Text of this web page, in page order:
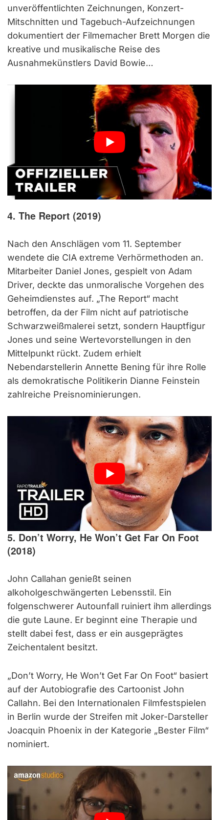
unveröffentlichten Zeichnungen, Konzert-
Mitschnitten und Tagebuch-Aufzeichnungen
dokumentiert der Filmemacher Brett Morgen die
kreative und musikalische Reise des
Ausnahmekünstlers David Bowie…
4. The Report (2019)
Nach den Anschlägen vom 11. September
wendete die CIA extreme Verhörmethoden an.
Mitarbeiter Daniel Jones, gespielt von Adam
Driver, deckte das unmoralische Vorgehen des
Geheimdienstes auf. „The Report“ macht
betroffen, da der Film nicht auf patriotische
Schwarzweißmalerei setzt, sondern Hauptfigur
Jones und seine Wertevorstellungen in den
Mittelpunkt rückt. Zudem erhielt
Nebendarstellerin Annette Bening für ihre Rolle
als demokratische Politikerin Dianne Feinstein
zahlreiche Preisnominierungen.
5. Don’t Worry, He Won’t Get Far On Foot
(2018)
John Callahan genießt seinen
alkoholgeschwängerten Lebensstil. Ein
folgenschwerer Autounfall ruiniert ihm allerdings
die gute Laune. Er beginnt eine Therapie und
stellt dabei fest, dass er ein ausgeprägtes
Zeichentalent besitzt.
„Don’t Worry, He Won’t Get Far On Foot“ basiert
auf der Autobiografie des Cartoonist John
Callahn. Bei den Internationalen Filmfestspielen
in Berlin wurde der Streifen mit Joker-Darsteller
Joacquin Phoenix in der Kategorie „Bester Film“
nominiert.